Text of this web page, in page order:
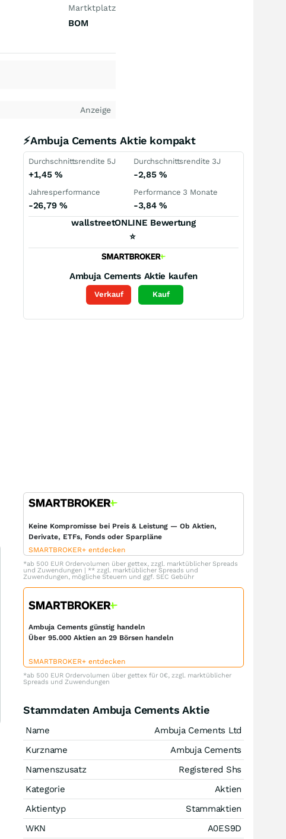
Martktplatz
BOM
Anzeige
⚡Ambuja Cements Aktie kompakt
Durchschnittsrendite 5J
+1,45%
Durchschnittsrendite 3J
-2,85%
Jahresperformance
-26,79 %
Performance 3 Monate
-3,84%
wallstreetONLINE Bewertung
⭐
Ambuja Cements Aktie kaufen
Verkauf Kauf
Keine Kompromisse bei Preis & Leistung — Ob Aktien,
Derivate, ETFs, Fonds oder Sparpläne
SMARTBROKER+ entdecken
*ab 500 EUR Ordervolumen über gettex, zzgl. marktüblicher Spreads
und Zuwendungen | ** zzgl. marktüblicher Spreads und
Zuwendungen, mögliche Steuern und ggf. SEC Gebühr
Ambuja Cements günstig handeln
Über 95.000 Aktien an 29 Börsen handeln
SMARTBROKER+ entdecken
*ab 500 EUR Ordervolumen über gettex für 0€, zzgl. marktüblicher
Spreads und Zuwendungen
Stammdaten Ambuja Cements Aktie
Name
Ambuja Cements Ltd
Kurzname
Ambuja Cements
Namenszusatz
Registered Shs
Kategorie
Aktien
Aktientyp
Stammaktien
WKN
A0ES9D